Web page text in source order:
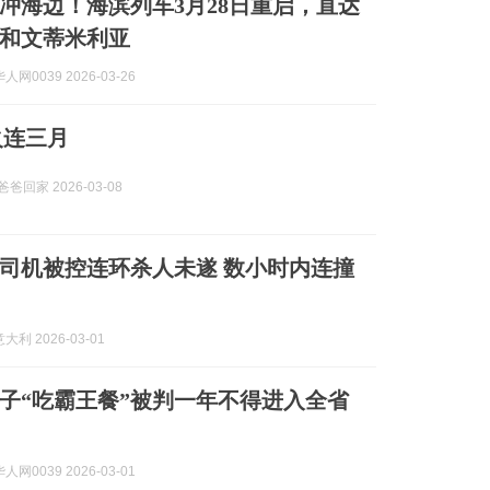
海边！海滨列车3月28日重启，直达
文蒂米利亚
人网0039 2026-03-26
三月
爸回家 2026-03-08
机被控连环杀人未遂 数小时内连撞
大利 2026-03-01
“吃霸王餐”被判一年不得进入全省
人网0039 2026-03-01